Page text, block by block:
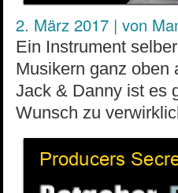
2. März 2017 | von
Ein Instrument
Musikern ganz oben
Jack & Danny ist es
Wunsch zu